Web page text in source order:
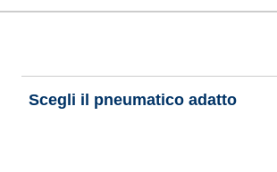
Scegli il pneumatico adatto